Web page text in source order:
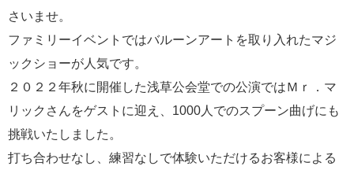
さいませ。
ファミリーイベントではバルーンアートを取り入れたマジ
ックショーが人気です。
２０２２年秋に開催した浅草公会堂での公演ではＭｒ．マ
リックさんをゲストに迎え、1000人でのスプーン曲げにも
挑戦いたしました。
打ち合わせなし、練習なしで体験いただけるお客様による